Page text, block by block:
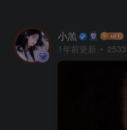
小羔
1年前更新